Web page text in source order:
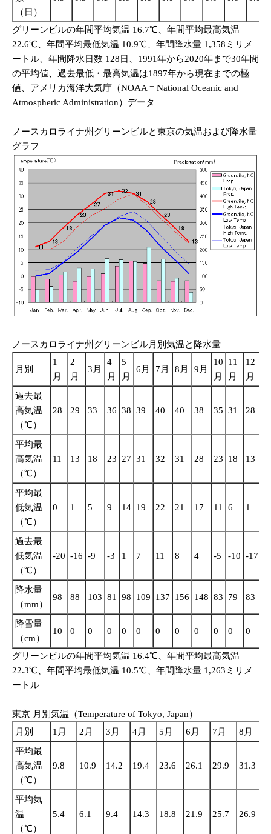
（日）
グリーンビルの年間平均気温 16.7℃、年間平均最高気温
22.6℃、年間平均最低気温 10.9℃、年間降水量 1,358ミリメ
ートル、年間降水日数 128日、 1991年から2020年まで30年間
の平均値、過去最低・最高気温は1897年から現在までの極
値、 アメリカ海洋大気庁（NOAA = National Oceanic and
Atmospheric Administration）データ
ノースカロライナ州グリーンビルと東京の気温および降水量
グラフ
ノースカロライナ州グリーンビル月別気温と降水量
月別
1
月
2
月
3月
4
月
5
月
6月 7月 8月 9月
10
月
11
月
12
月
過去最
高気温
（℃）
28 29 33 36 38 39 40 40 38 35 31 28
平均最
高気温
（℃）
11 13 18 23 27 31 32 31 28 23 18 13
平均最
低気温
（℃）
0 1 5 9 14 19 22 21 17 11 6 1
過去最
低気温
（℃）
-20 -16 -9 -3 1 7 11 8 4 -5 -10 -17
降水量
（mm）
98 88 103 81 98 109 137 156 148 83 79 83
降雪量
（cm）
10 0 0 0 0 0 0 0 0 0 0 0
グリーンビルの年間平均気温 16.4℃、年間平均最高気温
22.3℃、年間平均最低気温 10.5℃、年間降水量 1,263ミリメ
ートル
東京 月別気温（Temperature of Tokyo, Japan）
月別
1月 2月 3月 4月 5月 6月 7月 8月
平均最
高気温
（℃）
9.8 10.9 14.2 19.4 23.6 26.1 29.9 31.3
平均気
温
（℃）
5.4 6.1 9.4 14.3 18.8 21.9 25.7 26.9